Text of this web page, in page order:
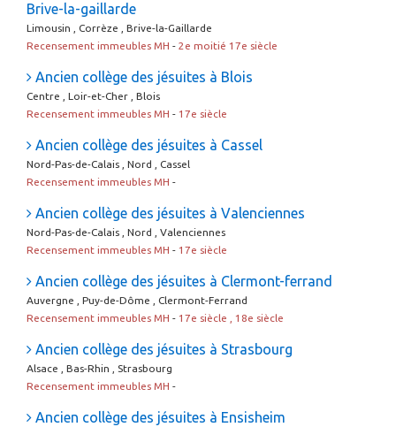
Brive-la-gaillarde
Limousin , Corrèze , Brive-la-Gaillarde
Recensement immeubles MH - 2e moitié 17e siècle
Ancien collège des jésuites à Blois
Centre , Loir-et-Cher , Blois
Recensement immeubles MH - 17e siècle
Ancien collège des jésuites à Cassel
Nord-Pas-de-Calais , Nord , Cassel
Recensement immeubles MH -
Ancien collège des jésuites à Valenciennes
Nord-Pas-de-Calais , Nord , Valenciennes
Recensement immeubles MH - 17e siècle
Ancien collège des jésuites à Clermont-ferrand
Auvergne , Puy-de-Dôme , Clermont-Ferrand
Recensement immeubles MH - 17e siècle , 18e siècle
Ancien collège des jésuites à Strasbourg
Alsace , Bas-Rhin , Strasbourg
Recensement immeubles MH -
Ancien collège des jésuites à Ensisheim